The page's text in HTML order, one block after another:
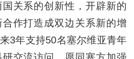
系的创新性，开辟新的
作打造成双边关系新的增
3年支持50名塞尔维亚青年